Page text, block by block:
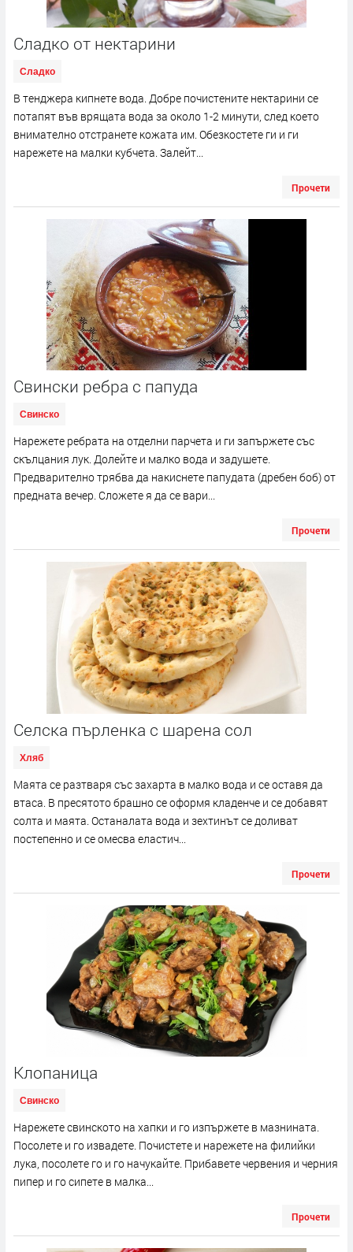
Сладко от нектарини
Сладко
В тенджера кипнете вода. Добре почистените нектарини се
потапят във врящата вода за около 1-2 минути, след което
внимателно отстранете кожата им. Обезкостете ги и ги
нарежете на малки кубчета. Залейт...
Прочети
Свински ребра с папуда
Свинско
Нарежете ребрата на отделни парчета и ги запържете със
скълцания лук. Долейте и малко вода и задушете.
Предварително трябва да накиснете папудата (дребен боб) от
предната вечер. Сложете я да се вари...
Прочети
Селска пърленка с шарена сол
Хляб
Маята се разтваря със захарта в малко вода и се оставя да
втаса. В пресятото брашно се оформя кладенче и се добавят
солта и маята. Останалата вода и зехтинът се доливат
постепенно и се омесва еластич...
Прочети
Клопаница
Свинско
Нарежете свинското на хапки и го изпържете в мазнината.
Посолете и го извадете. Почистете и нарежете на филийки
лука, посолете го и го начукайте. Прибавете червения и черния
пипер и го сипете в малка...
Прочети